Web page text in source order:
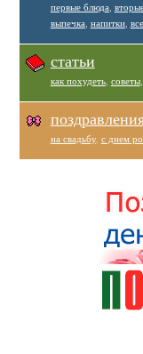
первые блюда
выпечка напитки,
статьи
как похудеть, советы,
на свадьбу, с днем